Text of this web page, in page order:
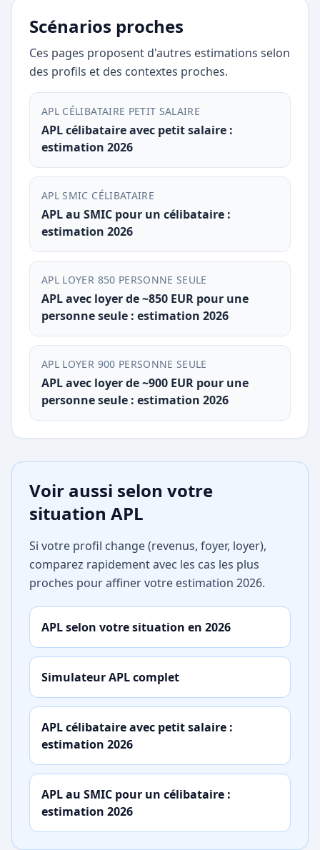
Scénarios proches
Ces pages proposent d'autres estimations selon
des profils et des contextes proches.
APL CÉLIBATAIRE PETIT SALAIRE
APL célibataire avec petit salaire :
estimation 2026
APL SMIC CÉLIBATAIRE
APL au SMIC pour un célibataire :
estimation 2026
APL LOYER 850 PERSONNE SEULE
APL avec loyer de ~850 EUR pour une
personne seule : estimation 2026
APL LOYER 900 PERSONNE SEULE
APL avec loyer de ~900 EUR pour une
personne seule : estimation 2026
Voir aussi selon votre
situation APL
Si votre profil change (revenus, foyer, loyer),
comparez rapidement avec les cas les plus
proches pour affiner votre estimation 2026.
APL selon votre situation en 2026
Simulateur APL complet
APL célibataire avec petit salaire :
estimation 2026
APL au SMIC pour un célibataire :
estimation 2026